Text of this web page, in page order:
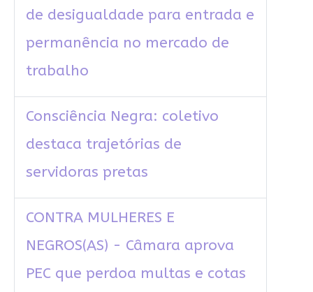
de desigualdade para entrada e
permanência no mercado de
trabalho
Consciência Negra: coletivo
destaca trajetórias de
servidoras pretas
CONTRA MULHERES E
NEGROS(AS) - Câmara aprova
PEC que perdoa multas e cotas